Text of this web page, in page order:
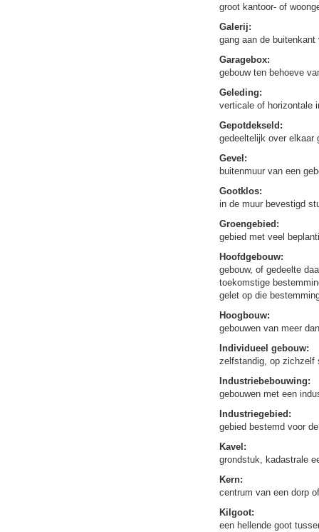
groot kantoor- of
Galerij:
gang aan de
Garagebox:
gebouw ten behoeve
Geleding:
verticale of horizontale
Gepotdekseld:
gedeeltelijk over elkaar
Gevel:
buitenmuur van een
Gootklos:
in de muur bevestigd
Groengebied:
gebied met veel
Hoofdgebouw:
gebouw, of gedeelte
toekomstige
gelet op die
Hoogbouw:
gebouwen van meer
Individueel gebouw:
zelfstandig, op zichzelf
Industriebebouwing:
gebouwen met een
Industriegebied:
gebied bestemd voor
Kavel:
grondstuk, kadastrale
Kern:
centrum van een dorp
Kilgoot:
een hellende goot